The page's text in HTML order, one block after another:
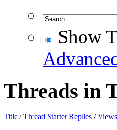
Show
Threads in
Title /Thread Starter Replies /Views